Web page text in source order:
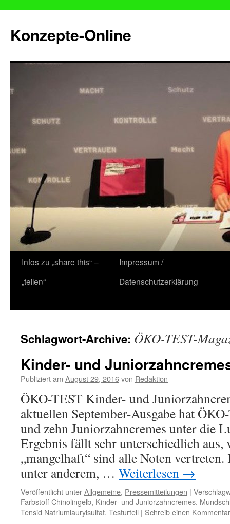
Konzepte-Online
Zum
Inhalt
Infos zu „share this“ –
„teilen“
Impressum /
Datenschutzerklärung
Schlagwort-Archive: ÖKO-TEST-
Kinder- und
Publiziert am August 29, 2016von Redaktion
ÖKO-TEST Kinder- und
aktuellen September-Ausgabe hat
und zehn Juniorzahncremes unter die
Ergebnis fällt sehr unterschiedlich aus,
„mangelhaft“ sind alle Noten
unter anderem, … Weiterlesen →
Veröffentlicht unterAllgemeine, Pressemitteilungen |
Farbstoff Chinolingelb, Kinder- und Juniorzahncremes,
Tensid Natriumlaurylsulfat, Testurteil | Schreib einen Kommentar